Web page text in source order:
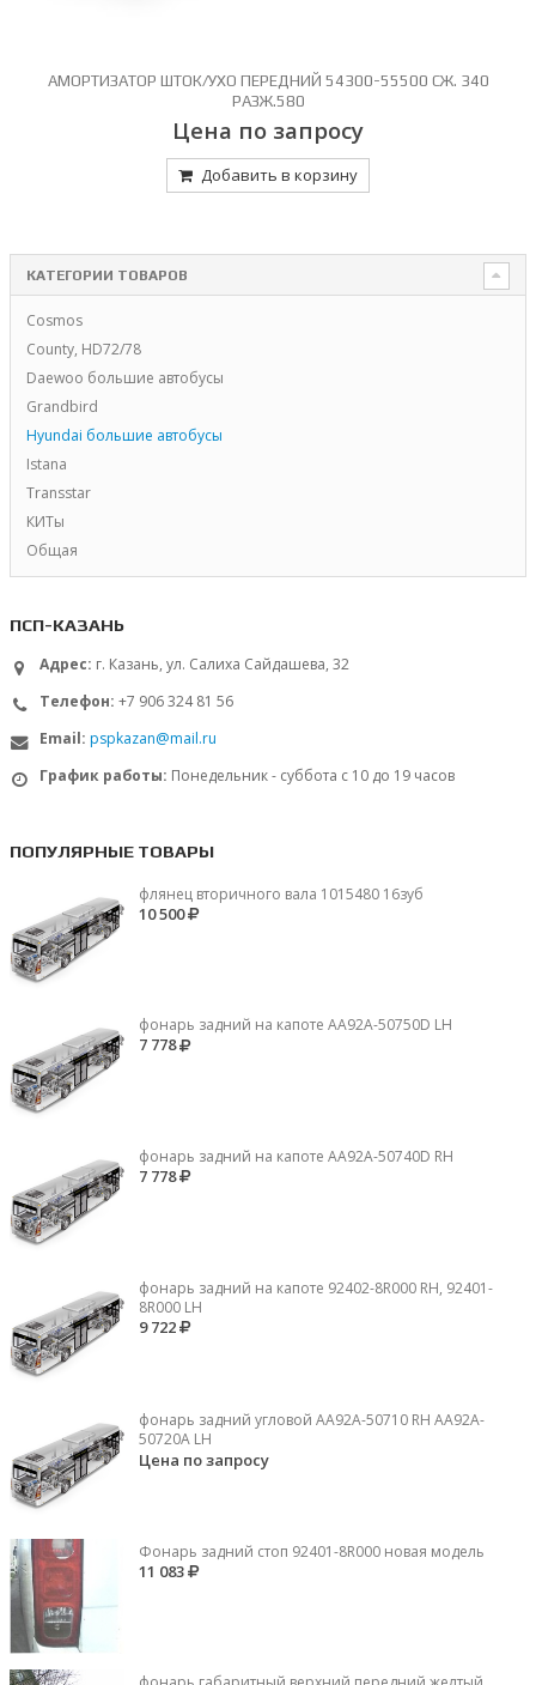
АМОРТИЗАТОР ШТОК/УХО ПЕРЕДНИЙ 54300-55500 СЖ. 340
РАЗЖ.580
Цена по запросу
Добавить в корзину
КАТЕГОРИИ ТОВАРОВ
Cosmos
County, HD72/78
Daewoo большие автобусы
Grandbird
Hyundai большие автобусы
Istana
Transstar
КИТы
Общая
ПСП-КАЗАНЬ
Адрес: г. Казань, ул. Салиха Сайдашева, 32
Телефон: +7 906 324 81 56
Email: pspkazan@mail.ru
График работы: Понедельник - суббота с 10 до 19 часов
ПОПУЛЯРНЫЕ ТОВАРЫ
флянец вторичного вала 1015480 16зуб
10 500
фонарь задний на капоте AA92A-50750D LH
7 778
фонарь задний на капоте AA92A-50740D RH
7 778
фонарь задний на капоте 92402-8R000 RH, 92401-
8R000 LH
9 722
фонарь задний угловой AA92A-50710 RH AA92A-
50720A LH
Цена по запросу
Фонарь задний стоп 92401-8R000 новая модель
11 083